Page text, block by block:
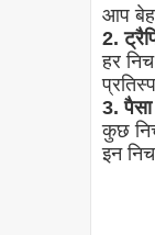
आप
2.
हर
3.
कुछ
इन